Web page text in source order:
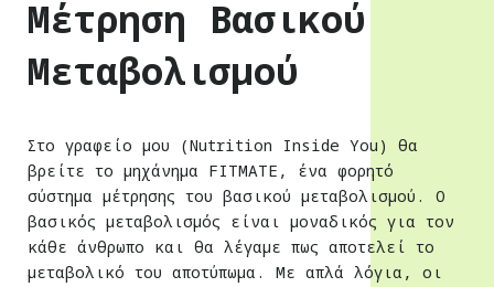
Μέτρηση Βασικού
Μεταβολισμού
Στο γραφείο μου (Nutrition Inside You) θα
βρείτε το μηχάνημα FITMATE, ένα φορητό
σύστημα μέτρησης του βασικού μεταβολισμού. Ο
βασικός μεταβολισμός είναι μοναδικός για τον
κάθε άνθρωπο και θα λέγαμε πως αποτελεί το
μεταβολικό του αποτύπωμα. Με απλά λόγια, οι